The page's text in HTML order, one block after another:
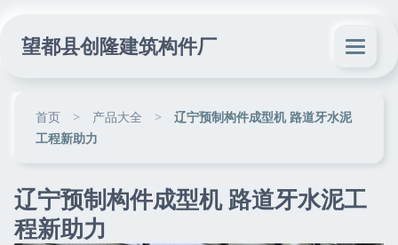
望都县创隆建筑构件厂
首页 > 产品大全 >
辽宁预制构件成型机 路道牙水泥
工程新助力
辽宁预制构件成型机 路道牙水泥工
程新助力